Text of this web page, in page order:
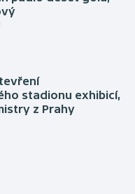
stadionu exhibicí,
z Prahy